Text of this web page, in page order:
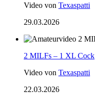
Video von Texaspatti
29.03.2026
2 MILFs – 1 XL Cock
Video von Texaspatti
22.03.2026